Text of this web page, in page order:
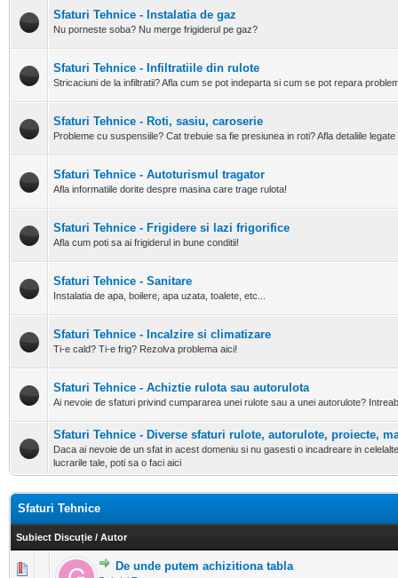
Sfaturi Tehnice - Instalatia de gaz
Nu porneste soba? Nu merge frigiderul pe gaz?
Sfaturi Tehnice - Infiltratiile din rulote
Stricaciuni de la infiltratii? Afla cum se pot indeparta si cum se pot repara
Sfaturi Tehnice - Roti, sasiu, caroserie
Probleme cu suspensiile? Cat trebuie sa fie presiunea in roti? Afla detaliile
Sfaturi Tehnice - Autoturismul tragator
Afla informatiile dorite despre masina care trage rulota!
Sfaturi Tehnice - Frigidere si lazi frigorifice
Afla cum poti sa ai frigiderul in bune conditii!
Sfaturi Tehnice - Sanitare
Instalatia de apa, boilere, apa uzata, toalete, etc...
Sfaturi Tehnice - Incalzire si climatizare
Ti-e cald? Ti-e frig? Rezolva problema aici!
Sfaturi Tehnice - Achiztie rulota sau autorulota
Ai nevoie de sfaturi privind cumpararea unei rulote sau a unei autorulote?
Sfaturi Tehnice - Diverse sfaturi rulote, autorulote, proiecte,
Daca ai nevoie de un sfat in acest domeniu si nu gasesti o incadreare in
lucrarile tale, poti sa o faci aici
Sfaturi Tehnice
Subiect Discuție / Autor
De unde putem achizitiona tabla